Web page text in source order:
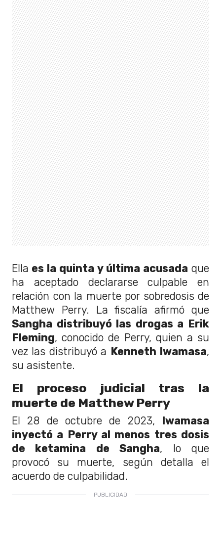
Ella es la quinta y última acusada que
ha aceptado declararse culpable en
relación con la muerte por sobredosis de
Matthew Perry. La fiscalía afirmó que
Sangha distribuyó las drogas a Erik
Fleming, conocido de Perry, quien a su
vez las distribuyó a Kenneth Iwamasa,
su asistente.
El proceso judicial tras la
muerte de Matthew Perry
El 28 de octubre de 2023, Iwamasa
inyectó a Perry al menos tres dosis
de ketamina de Sangha, lo que
provocó su muerte, según detalla el
acuerdo de culpabilidad.